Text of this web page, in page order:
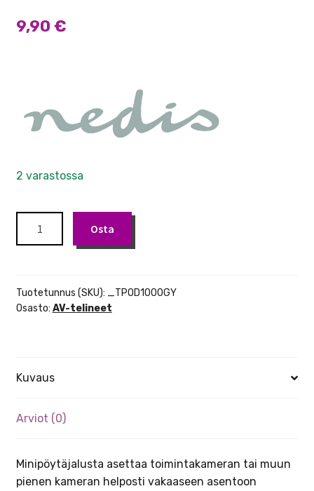
9,90 €
2 varastossa
Tripod
Osta
Tuotetunnus (SKU): _TPOD1000GY
Osasto: AV-telineet
Kuvaus
Arviot (0)
Minipöytäjalusta asettaa toimintakameran tai muun
pienen kameran helposti vakaaseen asentoon